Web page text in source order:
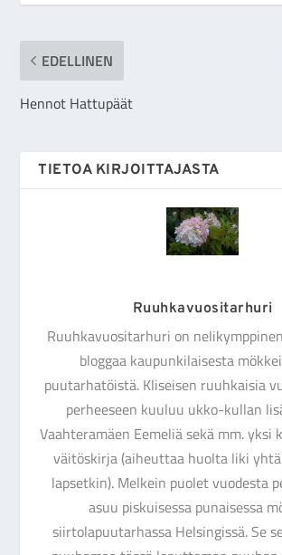
EDELLINEN
Hennot Hattupäät
TIETOA KIRJOITTAJASTA
Ruuhkavuositarhuri
Ruuhkavuositarhuri on
bloggaa kaupunkilaisesta
puutarhatöistä. Kliseisen ruuhkaisia
perheeseen kuuluu ukko-kullan
Vaahteramäen Eemeliä sekä mm. yksi
väitöskirja (aiheuttaa huolta liki
lapsetkin). Melkein puolet vuodesta
asuu piskuisessa punaisessa
siirtolapuutarhassa Helsingissä. Se